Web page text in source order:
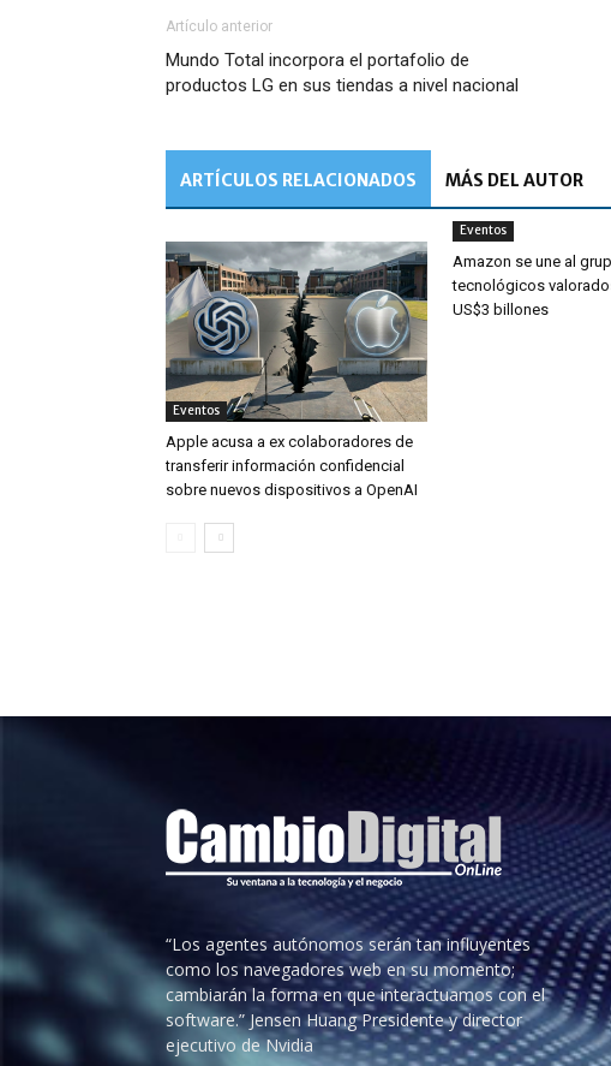
Artículo anterior
Mundo Total incorpora el portafolio de
productos LG en sus tiendas a nivel nacional
ARTÍCULOS RELACIONADOS MÁS DEL AUTOR
Eventos
Apple acusa a ex colaboradores de
transferir información confidencial
sobre nuevos dispositivos a OpenAI
Eventos
Amazon se une al
tecnológicos
US$3 billones
“Los agentes autónomos serán tan influyentes
como los navegadores web en su momento;
cambiarán la forma en que interactuamos con el
software.” Jensen Huang Presidente y director
ejecutivo de Nvidia